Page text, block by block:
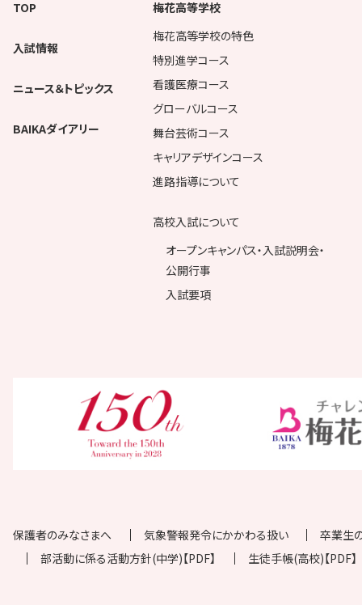
TOP
入試情報
ニュース＆トピックス
BAIKAダイアリー
梅花高等学校
梅花高等学校の特色
特別進学コース
看護医療コース
グローバルコース
舞台芸術コース
キャリアデザインコース
進路指導について
高校入試について
オープンキャンパス・入試説明会・
公開行事
入試要項
保護者のみなさまへ 気象警報発令にかかわる扱い
卒業生
部活動に係る活動方針(中学)【PDF】
生徒手帳(高校)【PDF】